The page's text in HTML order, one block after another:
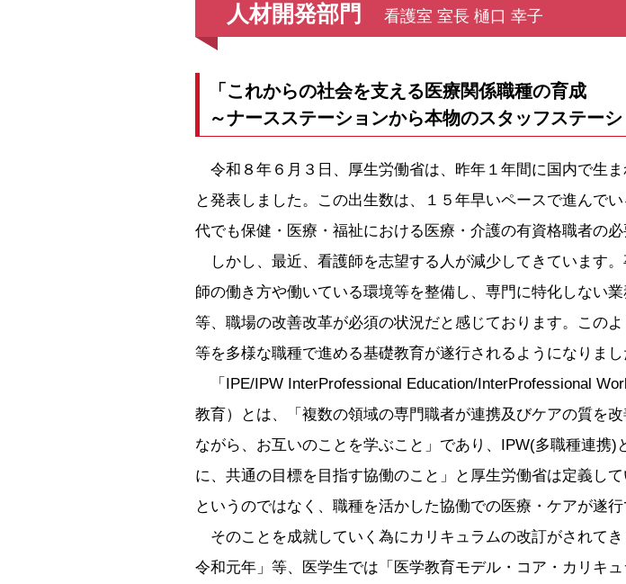
人材開発部門 看護室 室長 樋口 幸子
「これからの社会を支える医療関係職種の育成
～ナースステーションから本物のスタッフステーシ
令和８年６月３日、厚生労働省は、昨年１年間に国内で生
と発表しました。この出生数は、１５年早いペースで進んで
代でも保健・医療・福祉における医療・介護の有資格職者の必
しかし、最近、看護師を志望する人が減少してきています
師の働き方や働いている環境等を整備し、専門に特化しない
等、職場の改善改革が必須の状況だと感じております。この
等を多様な職種で進める基礎教育が遂行されるようになりまし
「IPE/IPW InterProfessional Education/InterProfessional
教育）とは、「複数の領域の専門職者が連携及びケアの質を
ながら、お互いのことを学ぶこと」であり、IPW(多職種連携
に、共通の目標を目指す協働のこと」と厚生労働省は定義し
というのではなく、職種を活かした協働での医療・ケアが遂
そのことを成就していく為にカリキュラムの改訂がされて
令和元年」等、医学生では「医学教育モデル・コア・カリキ